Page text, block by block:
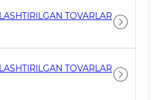
TOVARLAR
TOVARLAR